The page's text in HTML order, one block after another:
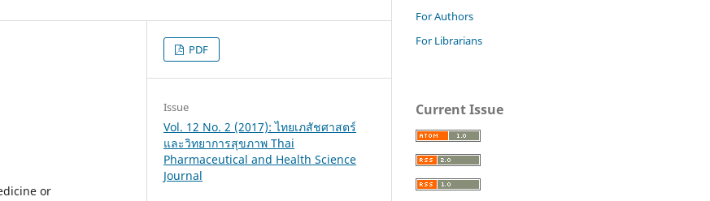
or
PDF
Issue
Vol. 12 No. 2 (2017): ไทยเภสัชศาสตร์
และวิทยาการสุขภาพ Thai
Pharmaceutical and Health Science
Journal
For Authors
For Librarians
Current Issue